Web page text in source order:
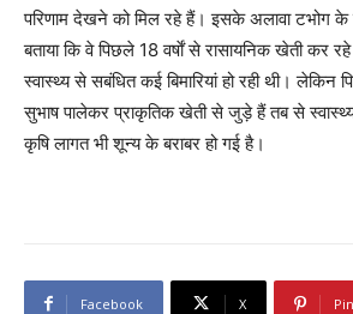
परिणाम देखने को मिल रहे हैं। इसके अलावा टभोग
बताया कि वे पिछले 18 वर्षाें से रासायनिक खेती कर
स्वास्थ्य से सबंधित कई बिमारियां हो रही थी।
सुभाष पालेकर प्राकृतिक खेती से जुड़े हैं तब से
कृषि लागत भी शून्य के बराबर हो गई है।
Facebook X